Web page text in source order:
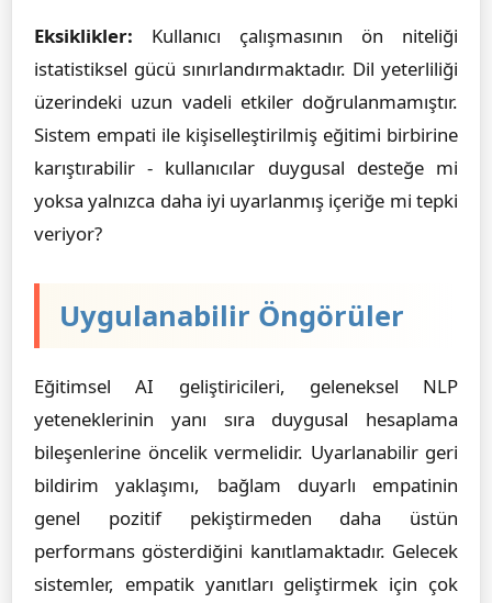
Eksiklikler: Kullanıcı çalışmasının ön niteliği
istatistiksel gücü sınırlandırmaktadır. Dil yeterliliği
üzerindeki uzun vadeli etkiler doğrulanmamıştır.
Sistem empati ile kişiselleştirilmiş eğitimi birbirine
karıştırabilir - kullanıcılar duygusal desteğe mi
yoksa yalnızca daha iyi uyarlanmış içeriğe mi tepki
veriyor?
Uygulanabilir Öngörüler
Eğitimsel AI geliştiricileri, geleneksel NLP
yeteneklerinin yanı sıra duygusal hesaplama
bileşenlerine öncelik vermelidir. Uyarlanabilir geri
bildirim yaklaşımı, bağlam duyarlı empatinin
genel pozitif pekiştirmeden daha üstün
performans gösterdiğini kanıtlamaktadır. Gelecek
sistemler, empatik yanıtları geliştirmek için çok